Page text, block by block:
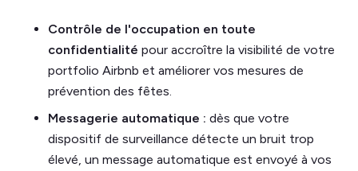
Contrôle de l'occupation en toute
confidentialité pour accroître la visibilité de votre
portfolio Airbnb et améliorer vos mesures de
prévention des fêtes.
Messagerie automatique : dès que votre
dispositif de surveillance détecte un bruit trop
élevé, un message automatique est envoyé à vos